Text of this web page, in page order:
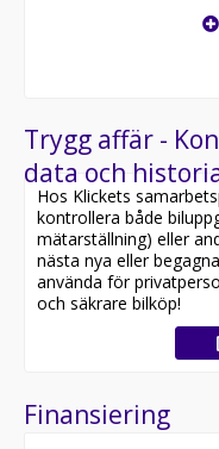
kvalitetsbilar och en
Besök oss på
Därför ska du välja
* Sveriges nöjdaste
* 30 dagars
* Över 2 400
* Alla bilar är
* Kvalitetssäkrade
* Privatleasing via
* Möjlighet till 12–36
* Trygghetspaket &
* Batteritest på
Trygg affär -
data och
Hos Klickets
kontrollera både
mätarställning) eller
nästa nya eller
använda för
och säkrare bilköp!
Finansiering